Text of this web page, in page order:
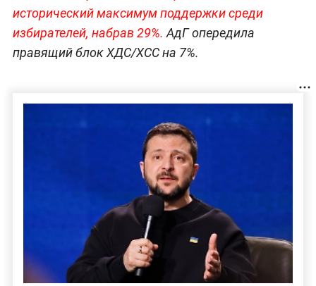
исторический максимум поддержки среди
избирателей, набрав 29%. АдГ опередила
правящий блок ХДС/ХСС на 7%.